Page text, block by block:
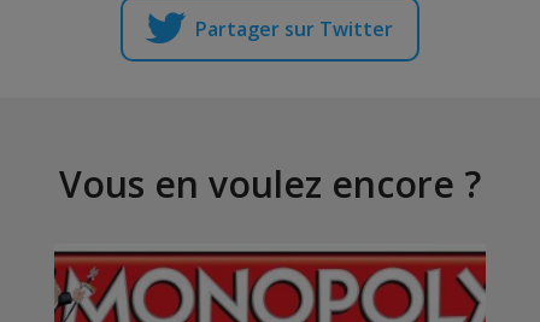
Partager sur Twitter
Vous en voulez encore ?